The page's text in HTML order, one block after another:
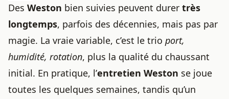
Des Weston bien suivies peuvent durer très
longtemps, parfois des décennies, mais pas par
magie. La vraie variable, c’est le trio port,
humidité, rotation, plus la qualité du chaussant
initial. En pratique, l’entretien Weston se joue
toutes les quelques semaines, tandis qu’un